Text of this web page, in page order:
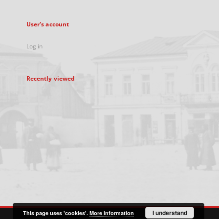
User's account
Log in
Recently viewed
This page uses 'cookies'. More information I understand